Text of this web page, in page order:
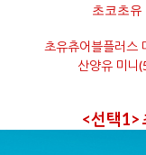
초코초
초유츄어블플러스
산양유 미니
<선택1>